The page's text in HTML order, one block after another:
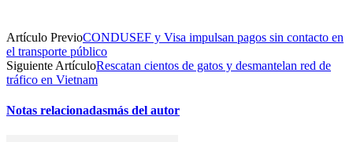
Artículo PrevioCONDUSEF y Visa impulsan pagos sin contacto en
el transporte público
Siguiente ArtículoRescatan cientos de gatos y desmantelan red de
tráfico en Vietnam
Notas relacionadasmás del autor